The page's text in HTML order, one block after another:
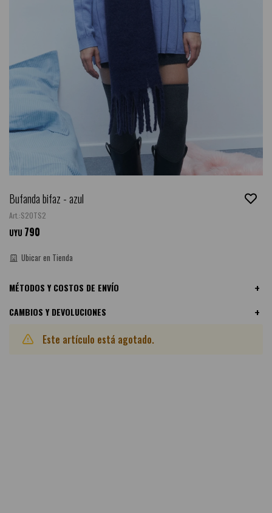
Bufanda bifaz - azul
S20TS2
UYU 790
Ubicar en Tienda
MÉTODOS Y COSTOS DE ENVÍO
CAMBIOS Y DEVOLUCIONES
Este artículo está agotado.